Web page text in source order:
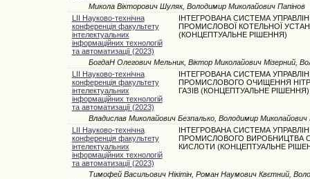
Микола Вікторович Шуляк, Володимир Миколайович Папінов
LII Науково-технічна
конференція факультету
інтелектуальних
інформаційних технологій
та автоматизації (2023)
ІНТЕГРОВАНА СИСТЕМА
ПРОМИСЛОВОЇ КОТЕЛЬНОЇ
(КОНЦЕПТУАЛЬНЕ РІШЕННЯ)
БогдаН Олегович Мельник, Віктор Миколайович Мізерний,
LII Науково-технічна
конференція факультету
інтелектуальних
інформаційних технологій
та автоматизації (2023)
ІНТЕГРОВАНА СИСТЕМА
ПРОМИСЛОВОГО ОЧИЩЕННЯ
ГАЗІВ (КОНЦЕПТУАЛЬНЕ РІШЕННЯ)
Владислав Миколайович Безпалько, Володимир Миколайович
LII Науково-технічна
конференція факультету
інтелектуальних
інформаційних технологій
та автоматизації (2023)
ІНТЕГРОВАНА СИСТЕМА
ПРОМИСЛОВОГО ВИРОБНИЦТВА
КИСЛОТИ (КОНЦЕПТУАЛЬНЕ
Тимофей Васильович Нікітін, Роман Наумович Квєтний,